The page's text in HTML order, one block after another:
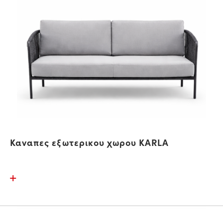
Καναπες εξωτερικου χωρου KARLA